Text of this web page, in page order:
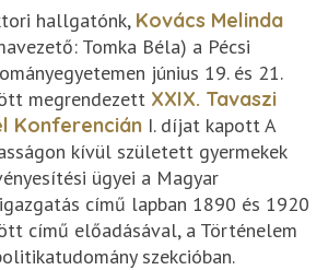
hallgatónk, Kovács Melinda
Tomka Béla) a Pécsi
június 19. és 21.
megrendezett XXIX. Tavaszi
KonferenciánI. díjat kapott A
kívül született gyermekek
ügyei a Magyar
című lapban 1890 és 1920
című előadásával, a Történelem
szekcióban.